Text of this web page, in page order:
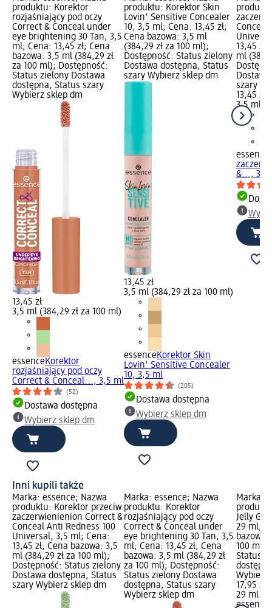
produktu: Korektor
rozjaśniający pod oczy
Correct & Conceal under
eye brightening 30 Tan, 3,5
ml; Cena: 13,45 zł; Cena
bazowa: 3,5 ml (384,29 zł
za 100 ml); Dostępność:
Status zielony Dostawa
dostępna, Status szary
Wybierz sklep dm
13,45 zł
3,5 ml (384,29 zł za 100 ml)
essenceKorektor
rozjaśniający pod oczy
Correct & Conceal..., 3,5 ml
(52)
Dostawa dostępna
Wybierz sklep dm
produktu: Korektor Skin
Lovin' Sensitive Concealer
10, 3,5 ml; Cena: 13,45 zł;
Cena bazowa: 3,5 ml
(384,29 zł za 100 ml);
Dostępność: Status zielony
Dostawa dostępna, Status
szary Wybierz sklep dm
13,45 zł
3,5 ml (384,29 zł za 100 ml)
essenceKorektor Skin
Lovin' Sensitive Concealer
10, 3,5 ml
(205)
Dostawa dostępna
Wybierz sklep dm
Conceal
13,45
ml
szary
13,45 zł
3,5 ml
essence
&..., 3,5
Inni kupili także
Marka: essence; Nazwa
produktu: Korektor przeciw
zaczerwienienion Correct &
Conceal Anti Redness 100
Universal, 3,5 ml; Cena:
13,45 zł; Cena bazowa: 3,5
ml (384,29 zł za 100 ml);
Dostępność: Status zielony
Dostawa dostępna, Status
szary Wybierz sklep dm
Marka: essence; Nazwa
produktu: Korektor
rozjaśniający pod oczy
Correct & Conceal under
eye brightening 30 Tan, 3,5
ml; Cena: 13,45 zł; Cena
bazowa: 3,5 ml (384,29 zł
za 100 ml); Dostępność:
Status zielony Dostawa
dostępna, Status szary
Wybierz sklep dm
Marka:
Jelly
29 ml;
bazowa:
100 ml);
Status
Wybierz
17,95 zł
29 ml
essence